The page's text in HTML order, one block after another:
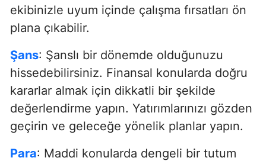
ekibinizle uyum içinde çalışma fırsatları ön
plana çıkabilir.
Şans: Şanslı bir dönemde olduğunuzu
hissedebilirsiniz. Finansal konularda doğru
kararlar almak için dikkatli bir şekilde
değerlendirme yapın. Yatırımlarınızı gözden
geçirin ve geleceğe yönelik planlar yapın.
Para: Maddi konularda dengeli bir tutum